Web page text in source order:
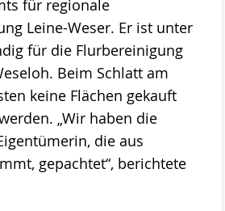
für regionale
Leine-Weser. Er ist unter
für die Flurbereinigung
Beim Schlatt am
keine Flächen gekauft
„Wir haben die
die aus
gepachtet“, berichtete